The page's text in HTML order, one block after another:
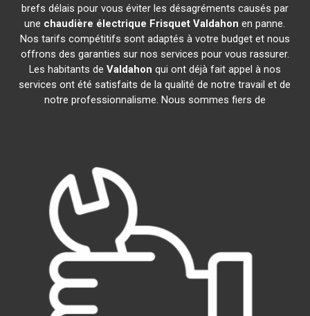
brefs délais pour vous éviter les désagréments causés par
une chaudière électrique Frisquet Valdahon en panne.
Nos tarifs compétitifs sont adaptés à votre budget et nous
offrons des garanties sur nos services pour vous rassurer.
Les habitants de Valdahon qui ont déjà fait appel à nos
services ont été satisfaits de la qualité de notre travail et de
notre professionnalisme. Nous sommes fiers de